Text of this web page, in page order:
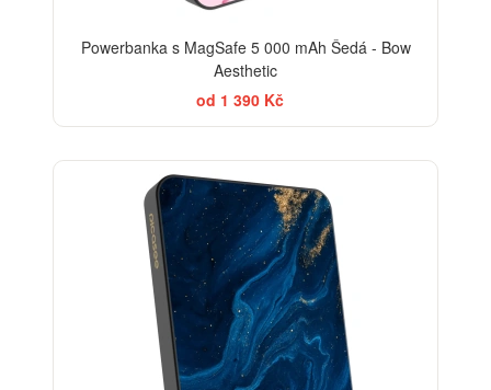
Powerbanka s MagSafe 5 000 mAh Šedá - Bow
Aesthetic
od 1 390 Kč